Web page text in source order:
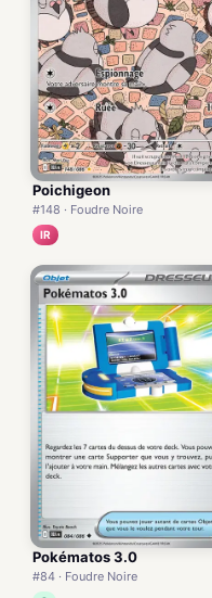
Poichigeon
#148 · Foudre Noire
IR
Pokématos 3.0
#84 · Foudre Noire